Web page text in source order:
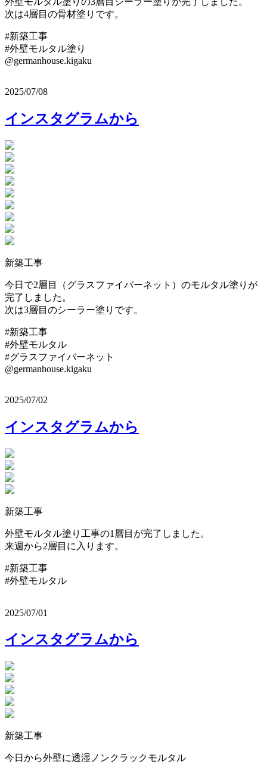
次は4層目の骨材塗りです。
#新築工事
#外壁モルタル塗り
@germanhouse.kigaku
2025/07/08
インスタグラムから
新築工事
今日で2層目（グラスファイバーネット）のモルタル塗りが
完了しました。
次は3層目のシーラー塗りです。
#新築工事
#外壁モルタル
#グラスファイバーネット
@germanhouse.kigaku
2025/07/02
インスタグラムから
新築工事
外壁モルタル塗り工事の1層目が完了しました。
来週から2層目に入ります。
#新築工事
#外壁モルタル
2025/07/01
インスタグラムから
新築工事
今日から外壁に透湿ノンクラックモルタル